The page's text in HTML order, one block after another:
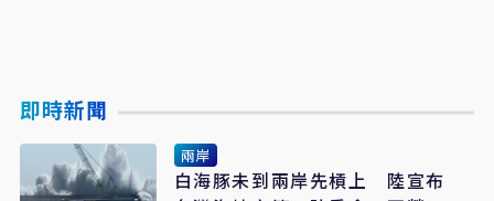
即時新聞
兩岸
白海豚未到兩岸先槓上 陸宣布